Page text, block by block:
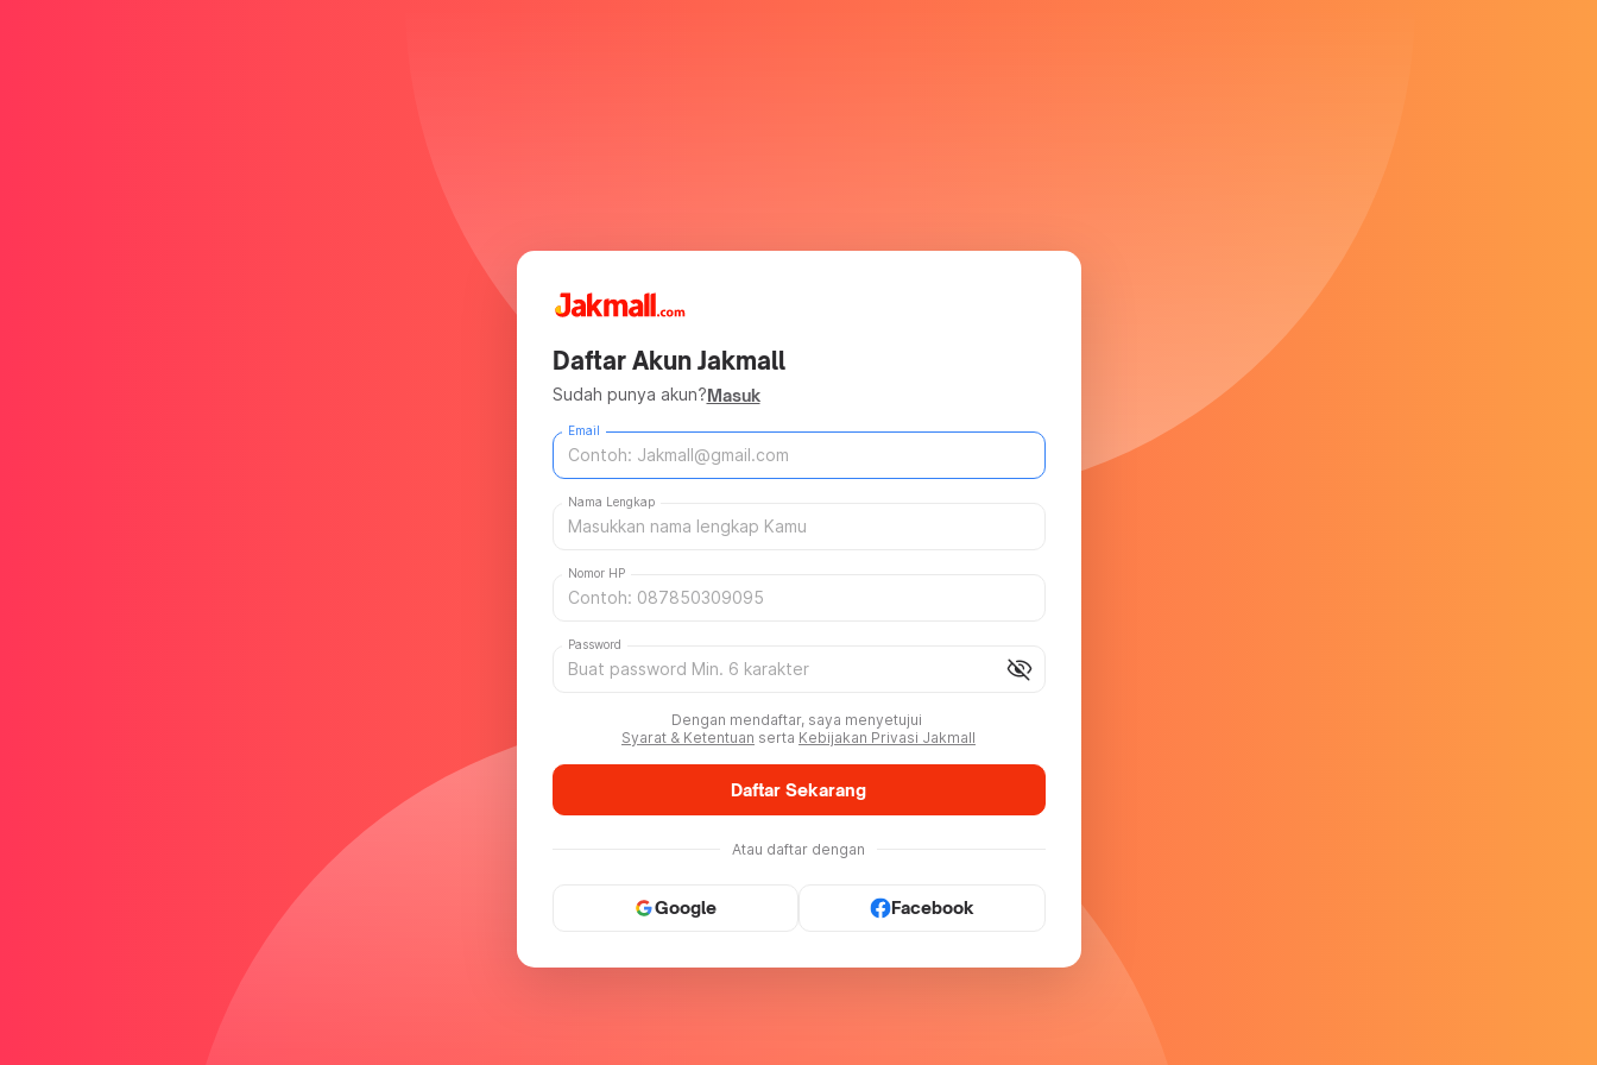
Daftar Akun Jakmall
Sudah punya akun?Masuk
Email
Nama Lengkap
Nomor HP
visibility_off
Password
Dengan mendaftar, saya menyetujui
Syarat & Ketentuan serta Kebijakan Privasi Jakmall
Daftar Sekarang
Atau daftar dengan
Google Facebook